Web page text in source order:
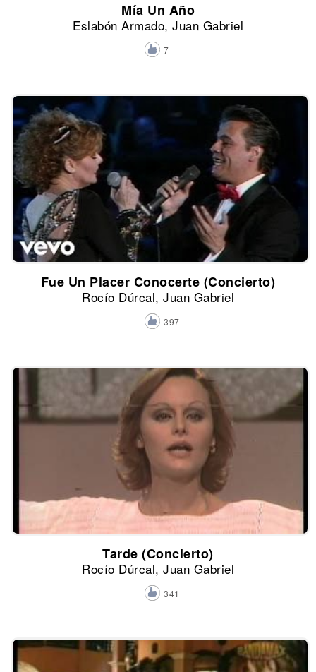
Mía Un Año
Eslabón Armado, Juan Gabriel
7
Fue Un Placer Conocerte (Concierto)
Rocío Dúrcal, Juan Gabriel
397
Tarde (Concierto)
Rocío Dúrcal, Juan Gabriel
341